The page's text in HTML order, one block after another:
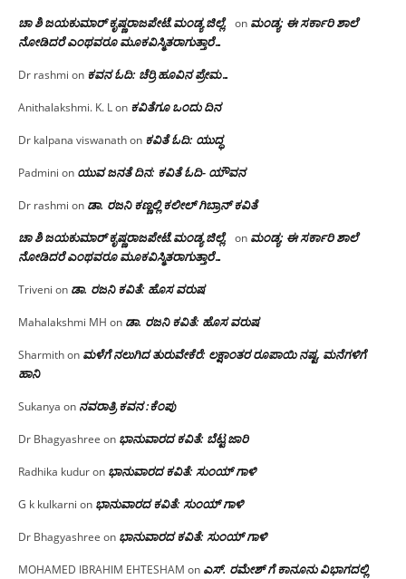
ಚಾ ಶಿ ಜಯಕುಮಾರ್ ಕೃಷ್ಣರಾಜಪೇಟೆ.ಮಂಡ್ಯ ಜಿಲ್ಲೆ. on ಮಂಡ್ಯ: ಈ ಸರ್ಕಾರಿ ಶಾಲೆ
ನೋಡಿದರೆ ಎಂಥವರೂ ಮೂಕವಿಸ್ಮಿತರಾಗುತ್ತಾರೆ…
Dr rashmi on ಕವನ ಓದಿ: ಚೆರ್ರಿ ಹೂವಿನ ಪ್ರೇಮ…
Anithalakshmi. K. Lon ಕವಿತೆಗೂ ಒಂದು ದಿನ
Dr kalpana viswanathon ಕವಿತೆ ಓದಿ: ಯುದ್ಧ
Padmini on ಯುವ ಜನತೆ ದಿನ: ಕವಿತೆ ಓದಿ- ಯೌವನ
Dr rashmi on ಡಾ. ರಜನಿ‌ ಕಣ್ಣಲ್ಲಿ ಕಲೀಲ್ ಗಿಬ್ರಾನ್ ಕವಿತೆ
ಚಾ ಶಿ ಜಯಕುಮಾರ್ ಕೃಷ್ಣರಾಜಪೇಟೆ.ಮಂಡ್ಯ ಜಿಲ್ಲೆ. on ಮಂಡ್ಯ: ಈ ಸರ್ಕಾರಿ ಶಾಲೆ
ನೋಡಿದರೆ ಎಂಥವರೂ ಮೂಕವಿಸ್ಮಿತರಾಗುತ್ತಾರೆ…
Triveni on ಡಾ. ರಜನಿ ಕವಿತೆ: ಹೊಸ ವರುಷ
Mahalakshmi MH on ಡಾ. ರಜನಿ ಕವಿತೆ: ಹೊಸ ವರುಷ
Sharmithon ಮಳೆಗೆ ನಲುಗಿದ ತುರುವೇಕೆರೆ: ಲಕ್ಷಾಂತರ ರೂಪಾಯಿ ನಷ್ಟ, ಮನೆಗಳಿಗೆ
ಹಾನಿ
Sukanya on ನವರಾತ್ರಿ ಕವನ :ಕೆಂಪು
Dr Bhagyashree on ಭಾನುವಾರದ ಕವಿತೆ: ಬೆಟ್ಟ ಜಾರಿ
Radhika kuduron ಭಾನುವಾರದ ಕವಿತೆ: ಸುಂಯ್ ಗಾಳಿ
G k kulkarni on ಭಾನುವಾರದ ಕವಿತೆ: ಸುಂಯ್ ಗಾಳಿ
Dr Bhagyashree on ಭಾನುವಾರದ ಕವಿತೆ: ಸುಂಯ್ ಗಾಳಿ
MOHAMED IBRAHIM EHTESHAM on ಎಸ್. ರಮೇಶ್ ಗೆ ಕಾನೂನು ವಿಭಾಗದಲ್ಲಿ